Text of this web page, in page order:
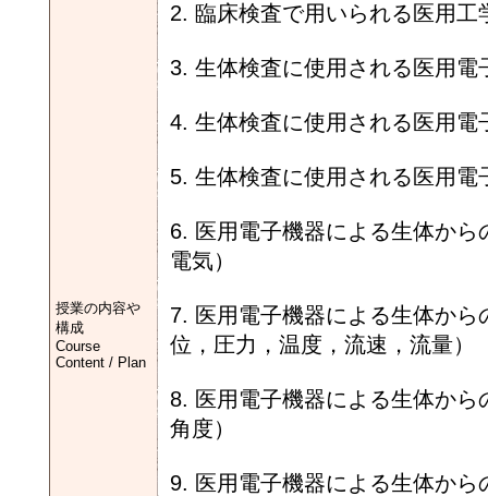
授業の内容や
構成
Course
Content / Plan
2. 臨床検査で用いられる医用
3. 生体検査に使用される医用
4. 生体検査に使用される医用
5. 生体検査に使用される医用
6. 医用電子機器による生体か
電気）
7. 医用電子機器による生体か
位，圧力，温度，流速，流量）
8. 医用電子機器による生体か
角度）
9. 医用電子機器による生体か